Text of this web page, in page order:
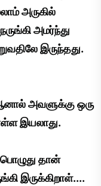
அருகில்
அமர்ந்து
இருந்தது.
அவளுக்கு ஒரு
இயலாது.
தான்
இருக்கிறாள்....